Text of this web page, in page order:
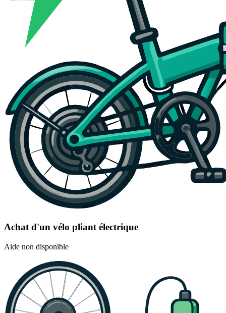
Achat d'un vélo pliant électrique
Aide non disponible